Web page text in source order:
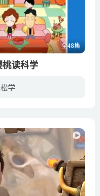
全48集
读科学
学